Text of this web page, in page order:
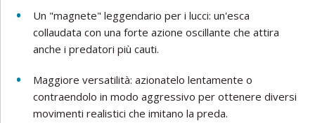
Un "magnete" leggendario per i lucci: un'esca
collaudata con una forte azione oscillante che attira
anche i predatori più cauti.
Maggiore versatilità: azionatelo lentamente o
contraendolo in modo aggressivo per ottenere diversi
movimenti realistici che imitano la preda.